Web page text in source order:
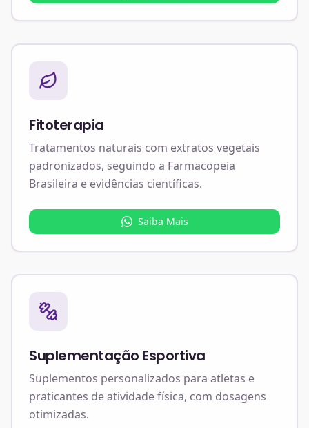
Fitoterapia
Tratamentos naturais com extratos vegetais
padronizados, seguindo a Farmacopeia
Brasileira e evidências científicas.
Saiba Mais
Suplementação Esportiva
Suplementos personalizados para atletas e
praticantes de atividade física, com dosagens
otimizadas.